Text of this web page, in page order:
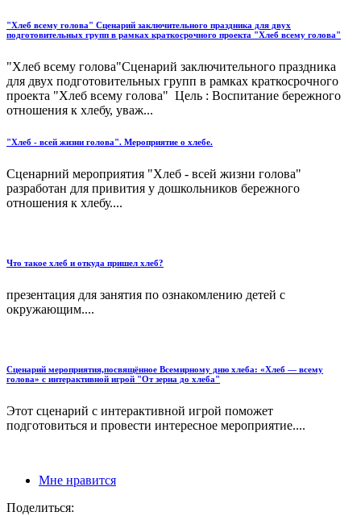
"Хлеб всему голова" Сценарий заключительного праздника для двух
подготовительных групп в рамках краткосрочного проекта "Хлеб всему голова"
"Хлеб всему голова"Сценарий заключительного праздника
для двух подготовительных групп в рамках краткосрочного
проекта "Хлеб всему голова" Цель : Воспитание бережного
отношения к хлебу, уваж...
"Хлеб - всей жизни голова". Мероприятие о хлебе.
Сценарний мероприятия "Хлеб - всей жизни голова"
разработан для привития у дошкольников бережного
отношения к хлебу....
Что такое хлеб и откуда пришел хлеб?
презентация для занятия по ознакомлению детей с
окружающим....
Сценарий мероприятия,посвящённое Всемирному дню хлеба: «Хлеб — всему
голова» с интерактивной игрой "От зерна до хлеба"
Этот сценарий с интерактивной игрой поможет
подготовиться и провести интересное мероприятие....
Мне нравится
Поделиться: